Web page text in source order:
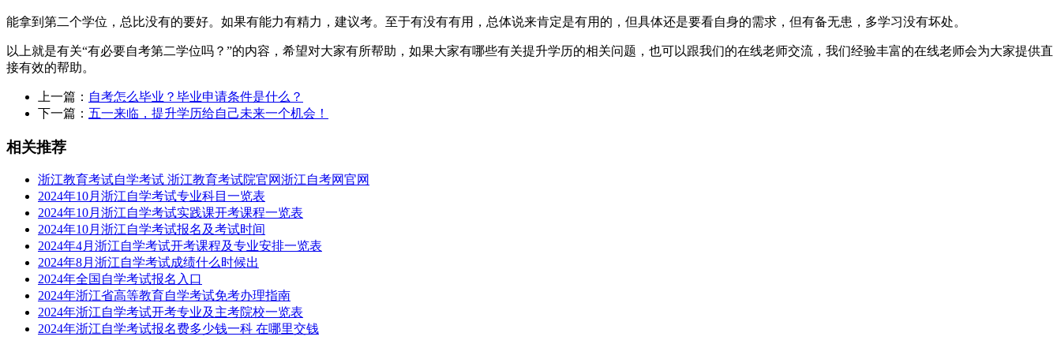
能拿到第二个学位，总比没有的要好。如果有能力有精力，建议考。至于有没有有用，总体说来肯定是有用的，但具体还是要看自身的需求，但有备无患，多学习没有坏处。
以上就是有关“有必要自考第二学位吗？”的内容，希望对大家有所帮助，如果大家有哪些有关提升学历的相关问题，也可以跟我们的在线老师交流，我们经验丰富的在线老师会为大家提供直
接有效的帮助。
上一篇： 自考怎么毕业？毕业申请条件是什么？
下一篇： 五一来临，提升学历给自己未来一个机会！
相关推荐
浙江教育考试自学考试 浙江教育考试院官网浙江自考网官网
2024年10月浙江自学考试专业科目一览表
2024年10月浙江自学考试实践课开考课程一览表
2024年10月浙江自学考试报名及考试时间
2024年4月浙江自学考试开考课程及专业安排一览表
2024年8月浙江自学考试成绩什么时候出
2024年全国自学考试报名入口
2024年浙江省高等教育自学考试免考办理指南
2024年浙江自学考试开考专业及主考院校一览表
2024年浙江自学考试报名费多少钱一科 在哪里交钱